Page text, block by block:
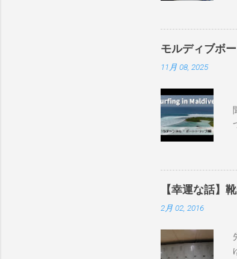
モルディブボ
11月 08, 2025
【幸運な話】
2月 02, 2016